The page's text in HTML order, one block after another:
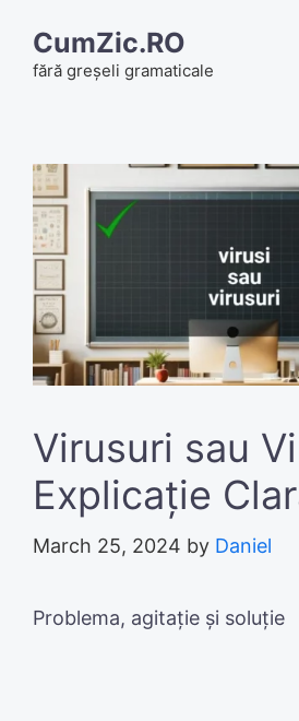
content
CumZic.RO
fără greșeli gramaticale
Virusuri sau
Explicație
March 25, 2024 by Daniel
Problema, agitație și soluție